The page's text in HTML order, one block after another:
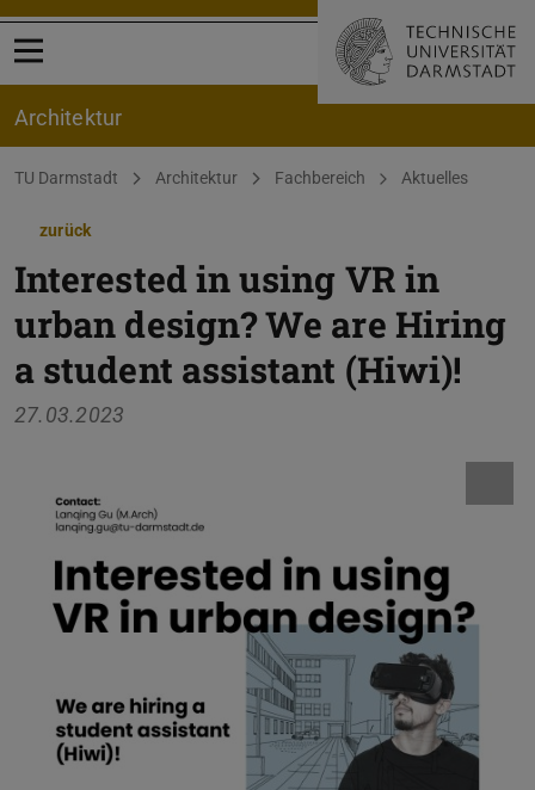
Menü öffnen
Architektur
Sie befinden sich hier:
TU Darmstadt Architektur Fachbereich Aktuelles
zurück
Interested in using VR in
urban design? We are Hiring
a student assistant (Hiwi)!
27.03.2023